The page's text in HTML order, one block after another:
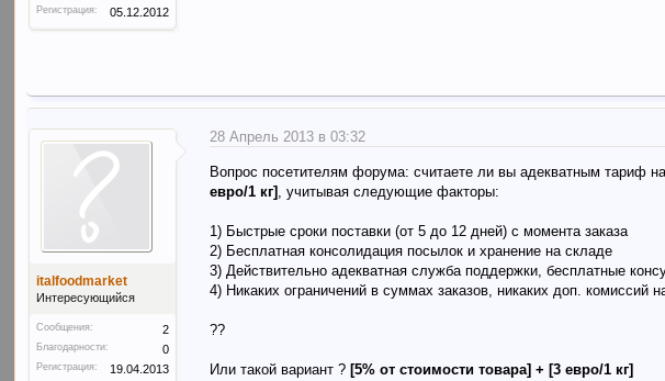
Регистрация: 05.12.2012
italfoodmarket
Интересующийся
Сообщения: 2
Благодарности: 0
Регистрация: 19.04.2013
28 Апрель 2013 в 03:32
Вопрос посетителям форума: считаете ли вы адекватным тариф
евро/1 кг] , учитывая следующие факторы:
1) Быстрые сроки поставки (от 5 до 12 дней) с момента заказа
2) Бесплатная консолидация посылок и хранение на складе
3) Действительно адекватная служба поддержки, бесплатные
4) Никаких ограничений в суммах заказов, никаких доп. комиссий
??
Или такой вариант ? [5% от стоимости товара] + [3 евро/1 кг]